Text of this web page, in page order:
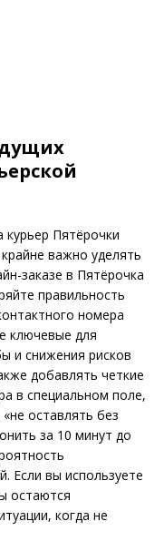
курьер Пятёрочки
важно уделять
заказе в Пятёрочка
правильность
номера
ключевые для
и снижения рисков
добавлять четкие
в специальном поле,
оставлять без
за 10 минут до
Если вы используете
остаются
когда не